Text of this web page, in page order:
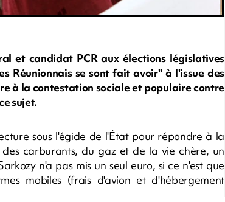
et candidat PCR aux élections législatives
Réunionnais se sont fait avoir" à l'issue des
à la contestation sociale et populaire contre
sujet.
sous l'égide de l'État pour répondre à la
carburants, du gaz et de la vie chère, un
n'a pas mis un seul euro, si ce n'est que
mobiles (frais d'avion et d'hébergement